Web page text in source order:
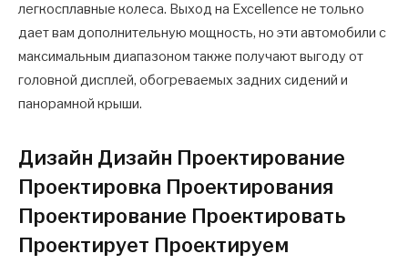
легкосплавные колеса. Выход на Excellence не только
дает вам дополнительную мощность, но эти автомобили с
максимальным диапазоном также получают выгоду от
головной дисплей, обогреваемых задних сидений и
панорамной крыши.
Дизайн Дизайн Проектирование
Проектировка Проектирования
Проектирование Проектировать
Проектирует Проектируем